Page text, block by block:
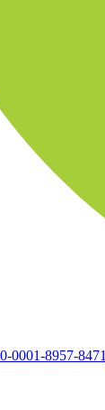
0001-8957-8471